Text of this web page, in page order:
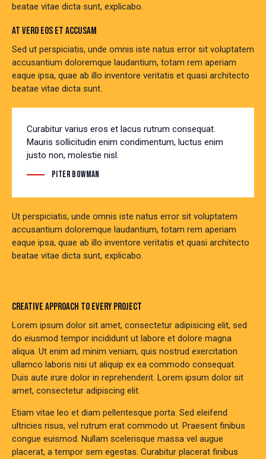
beatae vitae dicta sunt, explicabo.
AT VERO EOS ET ACCUSAM
Sed ut perspiciatis, unde omnis iste natus error sit voluptatem
accusantium doloremque laudantium, totam rem aperiam
eaque ipsa, quae ab illo inventore veritatis et quasi architecto
beatae vitae dicta sunt.
Curabitur varius eros et lacus rutrum consequat.
Mauris sollicitudin enim condimentum, luctus enim
justo non, molestie nisl.
Piter Bowman
Ut perspiciatis, unde omnis iste natus error sit voluptatem
accusantium doloremque laudantium, totam rem aperiam
eaque ipsa, quae ab illo inventore veritatis et quasi architecto
beatae vitae dicta sunt, explicabo.
CREATIVE APPROACH TO EVERY PROJECT
Lorem ipsum dolor sit amet, consectetur adipisicing elit, sed
do eiusmod tempor incididunt ut labore et dolore magna
aliqua. Ut enim ad minim veniam, quis nostrud exercitation
ullamco laboris nisi ut aliquip ex ea commodo consequat.
Duis aute irure dolor in reprehenderit. Lorem ipsum dolor sit
amet, consectetur adipiscing elit.
Etiam vitae leo et diam pellentesque porta. Sed eleifend
ultricies risus, vel rutrum erat commodo ut. Praesent finibus
congue euismod. Nullam scelerisque massa vel augue
placerat, a tempor sem egestas. Curabitur placerat finibus